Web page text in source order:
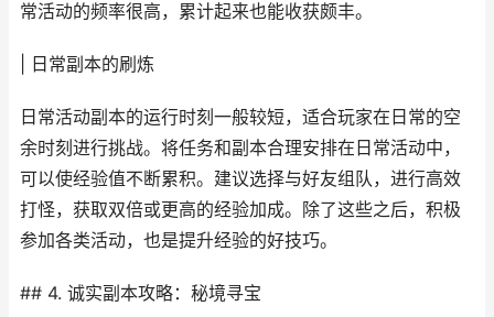
常活动的频率很高，累计起来也能收获颇丰。
| 日常副本的刷炼
日常活动副本的运行时刻一般较短，适合玩家在日常的空
余时刻进行挑战。将任务和副本合理安排在日常活动中，
可以使经验值不断累积。建议选择与好友组队，进行高效
打怪，获取双倍或更高的经验加成。除了这些之后，积极
参加各类活动，也是提升经验的好技巧。
## 4. 诚实副本攻略：秘境寻宝